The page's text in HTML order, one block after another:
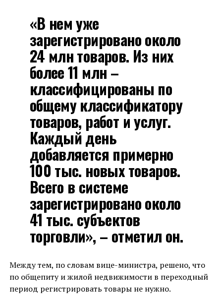
«В нем уже
зарегистрировано около
24 млн товаров. Из них
более 11 млн –
классифицированы по
общему классификатору
товаров, работ и услуг.
Каждый день
добавляется примерно
100 тыс. новых товаров.
Всего в системе
зарегистрировано около
41 тыс. субъектов
торговли», – отметил он.
Между тем, по словам вице-министра, решено, что
по общепиту и жилой недвижимости в переходный
период регистрировать товары не нужно.